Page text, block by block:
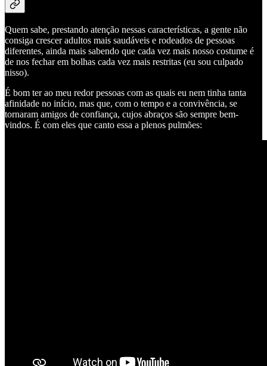
Quem sabe, prestando atenção nessas características, a gente não
consiga crescer adultos mais saudáveis e rodeados de pessoas
diferentes, ainda mais sabendo que cada vez mais nosso costume é
de nos fechar em bolhas cada vez mais restritas (eu sou culpado
nisso).
É bom ter ao meu redor pessoas com as quais eu nem tinha tanta
afinidade no início, mas que, com o tempo e a convivência, se
tornaram amigos de confiança, cujos abraços são sempre bem-
vindos. É com eles que canto essa a plenos pulmões: